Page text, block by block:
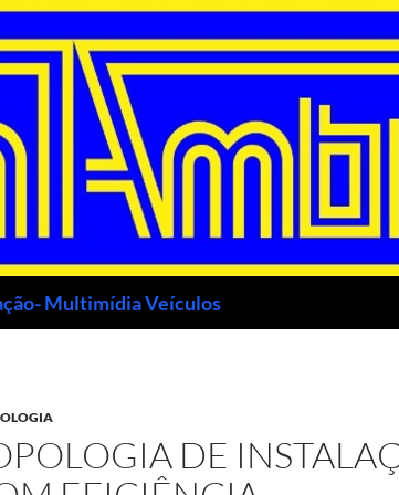
Multimídia Veículos
DE